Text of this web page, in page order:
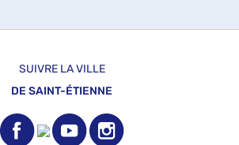
SUIVRE LA VILLE
DE SAINT-ÉTIENNE